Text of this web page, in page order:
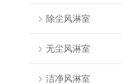
除尘风淋室
无尘风淋室
洁净风淋室